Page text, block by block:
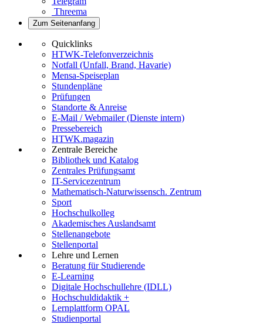
Threema
Zum Seitenanfang
Quicklinks
HTWK-Telefonverzeichnis
Notfall (Unfall, Brand, Havarie)
Mensa-Speiseplan
Stundenpläne
Prüfungen
Standorte & Anreise
E-Mail / Webmailer (Dienste intern)
Pressebereich
HTWK.magazin
Zentrale Bereiche
Bibliothek und Katalog
Zentrales Prüfungsamt
IT-Servicezentrum
Mathematisch-Naturwissensch. Zentrum
Sport
Hochschulkolleg
Akademisches Auslandsamt
Stellenangebote
Stellenportal
Lehre und Lernen
Beratung für Studierende
E-Learning
Digitale Hochschullehre (IDLL)
Hochschuldidaktik +
Lernplattform OPAL
Studienportal